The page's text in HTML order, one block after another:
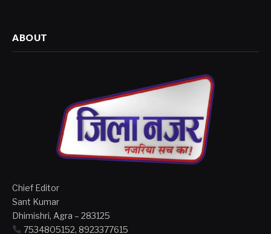
ABOUT
Chief Editor
Sant Kumar
Dhimishri, Agra – 283125
7534805152, 8923377615